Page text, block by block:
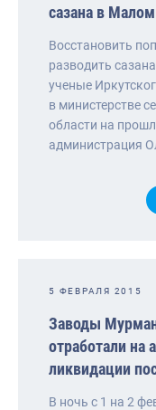
сазана в
Восстановить
разводить
ученые
в министерстве
области на
администрация
5 ФЕВРАЛЯ 2015
Заводы
отработали на
ликвидации
В ночь с 1 на 2